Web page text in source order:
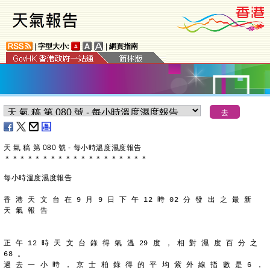
字型大小: 網頁指南
天 氣 稿 第 080 號 - 每小時溫度濕度報告
＊ ＊ ＊ ＊ ＊ ＊ ＊ ＊ ＊ ＊ ＊ ＊ ＊ ＊ ＊ ＊ ＊ ＊ ＊
每小時溫度濕度報告
香 港 天 文 台 在 9 月 9 日 下 午 12 時 02 分 發 出 之 最 新
天 氣 報 告
正 午 12 時 天 文 台 錄 得 氣 溫 29 度 ， 相 對 濕 度 百 分 之
68 。
過 去 一 小 時 ， 京 士 柏 錄 得 的 平 均 紫 外 線 指 數 是 6 ，